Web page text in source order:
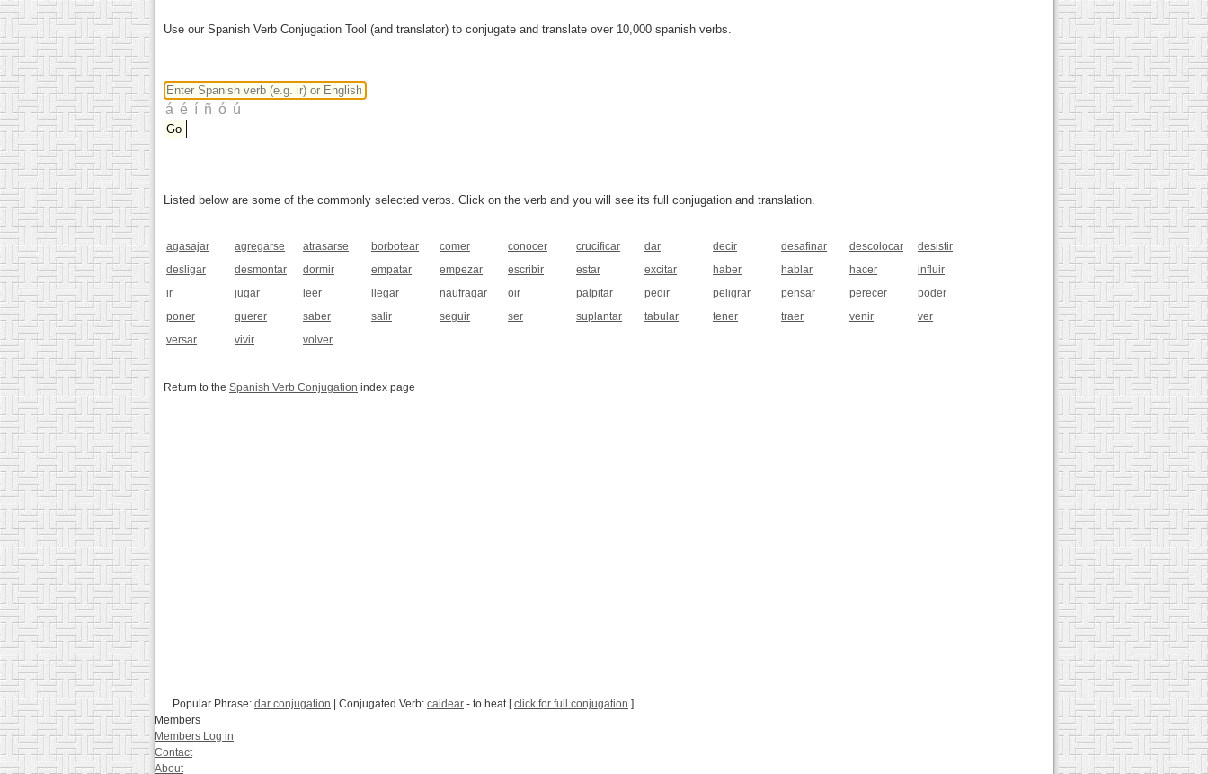
Use our Spanish Verb Conjugation Tool (and translator) to conjugate and translate over 10,000 spanish verbs.
Listed below are some of the commonly selected verbs. Click on the verb and you will see its full conjugation and translation.
agasajar agregarse atrasarse borbotear comer conocer crucificar dar decir desafinar descolocar
desistir
desligar
desmontar dormir empatar empezar escribir estar excitar haber hablar hacer
influir
ir
jugar leer llegar naufragar oir palpitar pedir peligrar pensar perecer
poder
poner
querer saber salir seguir ser suplantar tabular tener traer venir
ver
versar
vivir volver
Return to the Spanish Verb Conjugation index page
Popular Phrase: dar conjugation | Conjugated Verb: caldear - to heat [click for full conjugation ]
Members
Members Log in
Contact
About